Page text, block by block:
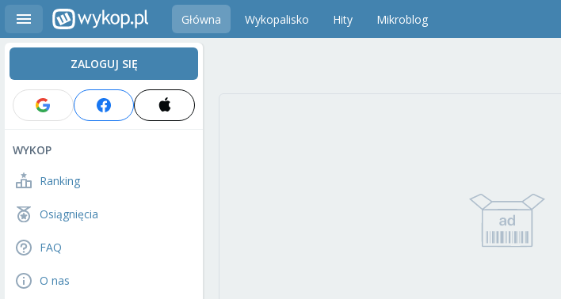
Główna Wykopalisko Hity Mikroblog
ZALOGUJ SIĘ
WYKOP
Ranking
Osiągnięcia
FAQ
O nas